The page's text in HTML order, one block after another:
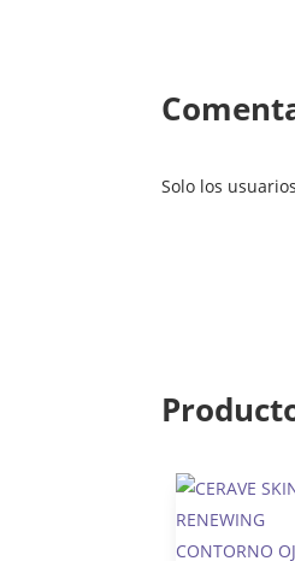
Solo los